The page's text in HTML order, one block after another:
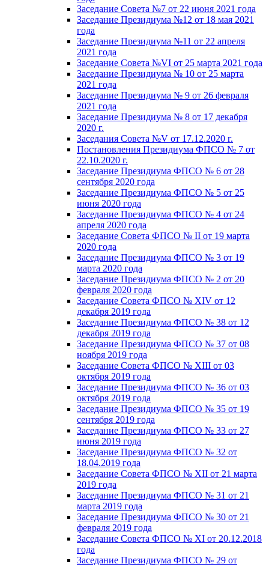
Заседание Совета №7 от 22 июня 2021 года
Заседание Президиума №12 от 18 мая 2021
года
Заседание Президиума №11 от 22 апреля
2021 года
Заседание Совета №VI от 25 марта 2021 года
Заседание Президиума № 10 от 25 марта
2021 года
Заседание Президиума № 9 от 26 февраля
2021 года
Заседание Президиума № 8 от 17 декабря
2020 г.
Заседания Совета №V от 17.12.2020 г.
Постановления Президиума ФПСО № 7 от
22.10.2020 г.
Заседание Президиума ФПСО № 6 от 28
сентября 2020 года
Заседание Президиума ФПСО № 5 от 25
июня 2020 года
Заседание Президиума ФПСО № 4 от 24
апреля 2020 года
Заседание Совета ФПСО № II от 19 марта
2020 года
Заседание Президиума ФПСО № 3 от 19
марта 2020 года
Заседание Президиума ФПСО № 2 от 20
февраля 2020 года
Заседание Совета ФПСО № XIV от 12
декабря 2019 года
Заседание Президиума ФПСО № 38 от 12
декабря 2019 года
Заседание Президиума ФПСО № 37 от 08
ноября 2019 года
Заседание Совета ФПСО № XIII от 03
октября 2019 года
Заседание Президиума ФПСО № 36 от 03
октября 2019 года
Заседание Президиума ФПСО № 35 от 19
сентября 2019 года
Заседание Президиума ФПСО № 33 от 27
июня 2019 года
Заседание Президиума ФПСО № 32 от
18.04.2019 года
Заседание Совета ФПСО № XII от 21 марта
2019 года
Заседание Президиума ФПСО № 31 от 21
марта 2019 года
Заседание Президиума ФПСО № 30 от 21
февраля 2019 года
Заседание Совета ФПСО № XI от 20.12.2018
года
Заседание Президиума ФПСО № 29 от